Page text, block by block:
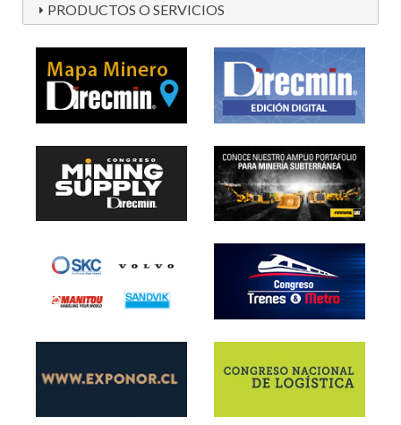
PRODUCTOS O SERVICIOS